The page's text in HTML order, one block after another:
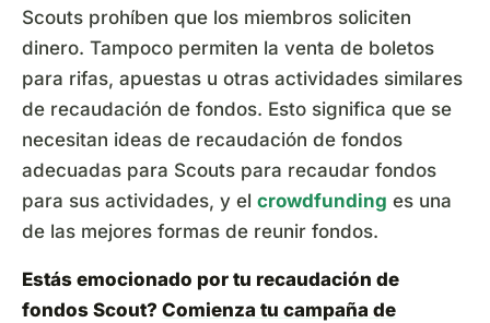
Scouts prohíben que los miembros soliciten
dinero. Tampoco permiten la venta de boletos
para rifas, apuestas u otras actividades similares
de recaudación de fondos. Esto significa que se
necesitan ideas de recaudación de fondos
adecuadas para Scouts para recaudar fondos
para sus actividades, y el crowdfunding es una
de las mejores formas de reunir fondos.
Estás emocionado por tu recaudación de
fondos Scout? Comienza tu campaña de